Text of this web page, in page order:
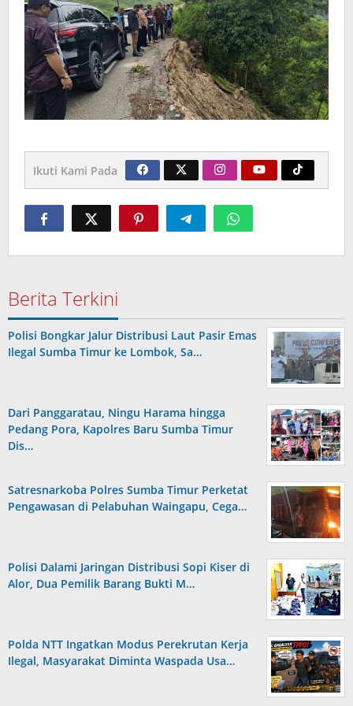
Ikuti Kami Pada
Berita Terkini
Polisi Bongkar Jalur Distribusi Laut Pasir Emas
Ilegal Sumba Timur ke Lombok, Sa…
Dari Panggaratau, Ningu Harama hingga
Pedang Pora, Kapolres Baru Sumba Timur
Dis…
Satresnarkoba Polres Sumba Timur Perketat
Pengawasan di Pelabuhan Waingapu, Cega…
Polisi Dalami Jaringan Distribusi Sopi Kiser di
Alor, Dua Pemilik Barang Bukti M…
Polda NTT Ingatkan Modus Perekrutan Kerja
Ilegal, Masyarakat Diminta Waspada Usa…